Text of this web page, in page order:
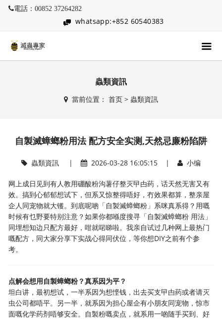
電話：00852 37264282
whatsapp:+852 60540383
蟲類資訊
當前位置： 首页> 蟲類資訊
自製滅蟑螂粉用法 配方安全实测,天然忌廉粉陷阱
蟲類資訊| 2026-03-28 16:05:15 | 小编
网上成日见到有人教用硼酸粉沟薯仔整灭曱甴药，话天然无害又有
效。搞到心郁郁想试下，但系又惊整得唔好，冇效果都算，整亲屋
企人同宠物就大镬。到底呢啲「自製滅蟑螂粉」系咪真系得？用嘅
时候有乜野要特别注意？如果你都喺度搜寻「自製滅蟑螂粉 用法」
同埋想知边只配方最好，咁就啱睇啦。我亲自试过几种网上最热门
嘅配方，同大家分享下实战心得同伏位，等你想DIY之前有个参
考。
点解会想用自製蟑螂粉？真系因为平？
坦白讲，最初想试，一半系因为想悭钱，出去买支曱甴药或者请灭
虫公司都唔平。另一半，就系因为担心屋企有小朋友同宠物，惊市
面嘅化学药剂唔够安全。自製粉嘅卖点，就系用一啲随手买到、好